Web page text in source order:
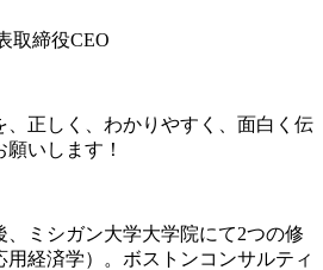
取締役CEO
、正しく、わかりやすく、面白く伝
いします！
ミシガン大学大学院にて2つの修
経済学）。ボストンコンサルティ